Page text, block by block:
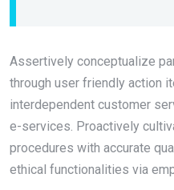
Assertively conceptualize
through user friendly action
interdependent customer
e-services. Proactively
procedures with accurate
ethical functionalities via